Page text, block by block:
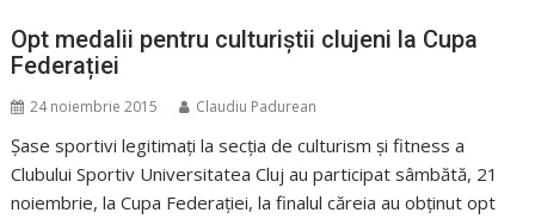
Opt medalii pentru culturiștii clujeni la Cupa
Federației
24 noiembrie 2015 Claudiu Padurean
Șase sportivi legitimați la secția de culturism și fitness a
Clubului Sportiv Universitatea Cluj au participat sâmbătă, 21
noiembrie, la Cupa Federației, la finalul căreia au obținut opt